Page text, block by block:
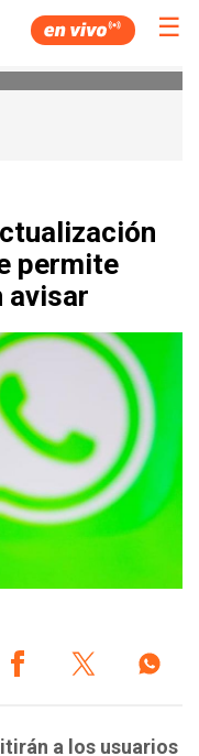
☰
permite
avisar
a los usuarios